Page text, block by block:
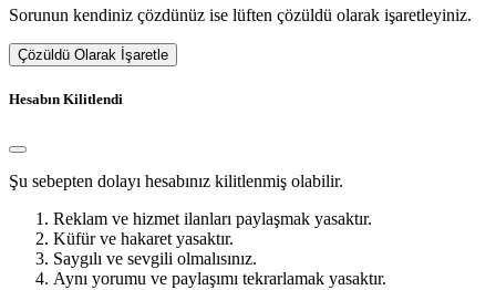
Sorunun kendiniz çözdünüz ise lüften çözüldü olarak işaretleyiniz.
Çözüldü Olarak İşaretle
Hesabın Kilitlendi
Şu sebepten dolayı hesabınız kilitlenmiş olabilir.
Reklam ve hizmet ilanları paylaşmak yasaktır.
Küfür ve hakaret yasaktır.
Saygılı ve sevgili olmalısınız.
Aynı yorumu ve paylaşımı tekrarlamak yasaktır.